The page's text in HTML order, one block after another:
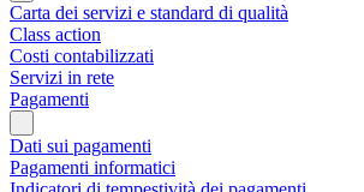
Carta dei servizi e standard di qualità
Class action
Costi contabilizzati
Servizi in rete
Pagamenti
Dati sui pagamenti
Pagamenti informatici